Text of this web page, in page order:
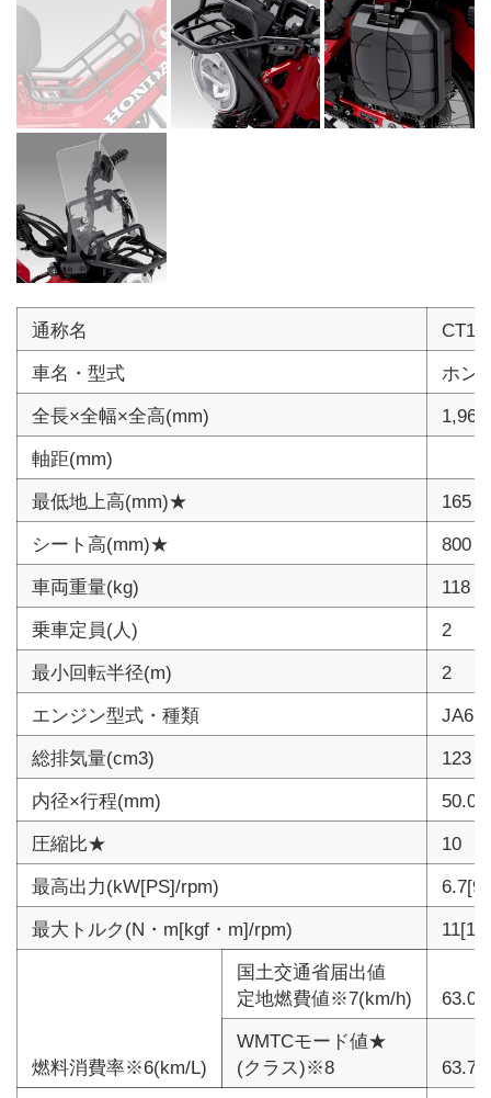
通称名
車名・型式
ホン
全長×全幅×全高(mm)
軸距(mm)
最低地上高(mm)★
165
シート高(mm)★
800
車両重量(kg)
118
乗車定員(人)
2
最小回転半径(m)
2
エンジン型式・種類
総排気量(cm3)
123
内径×行程(mm)
圧縮比★
10
最高出力(kW[PS]/rpm)
最大トルク(N・m[kgf・m]/rpm)
燃料消費率※6(km/L)
国土交通省届出値
定地燃費値※7(km/h)
63.0
WMTCモード値★
(クラス)※8
63.7